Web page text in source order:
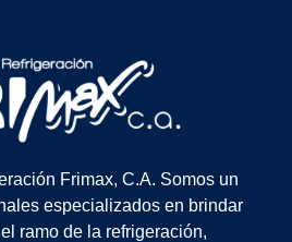
Frimax, C.A. Somos un
especializados en brindar
ramo de la refrigeración,